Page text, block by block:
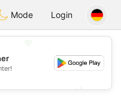
Mode Login
💕